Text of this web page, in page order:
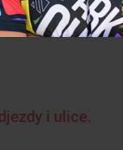
dřiny a stovky
i ulice.